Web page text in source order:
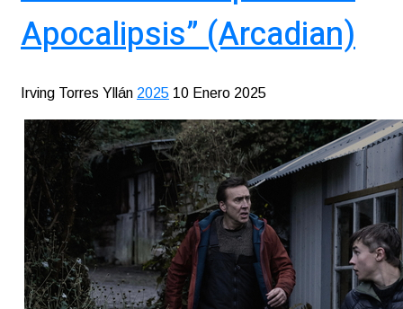
Apocalipsis” (Arcadian)
Irving Torres Yllán 2025 10 Enero 2025